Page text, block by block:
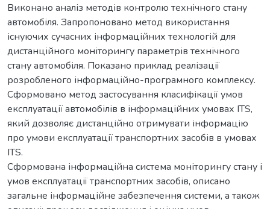
Виконано аналіз методів контролю технічного стану
автомобіля. Запропоновано метод використання
існуючих сучасних інформаційних технологій для
дистанційного моніторингу параметрів технічного
стану автомобіля. Показано приклад реалізації
розробленого інформаційно-програмного комплексу.
Сформовано метод застосування класифікації умов
експлуатації автомобілів в інформаційних умовах ITS,
який дозволяє дистанційно отримувати інформацію
про умови експлуатації транспортних засобів в умовах
ITS.
Сформована інформаційна система моніторингу стану і
умов експлуатації транспортних засобів, описано
загальне інформаційне забезпечення системи, а також